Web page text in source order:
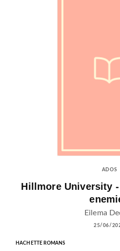
ADOS
Hillmore University
Eilema
25/06/
HACHETTE ROMANS